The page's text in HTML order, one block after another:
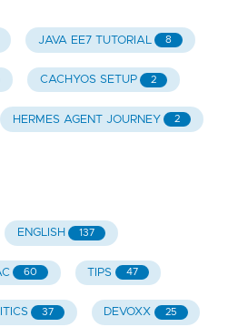
JAVA EE7 TUTORIAL 8
CACHYOS SETUP 2
HERMES AGENT JOURNEY 2
ENGLISH 137
60 TIPS 47
37 DEVOXX 25